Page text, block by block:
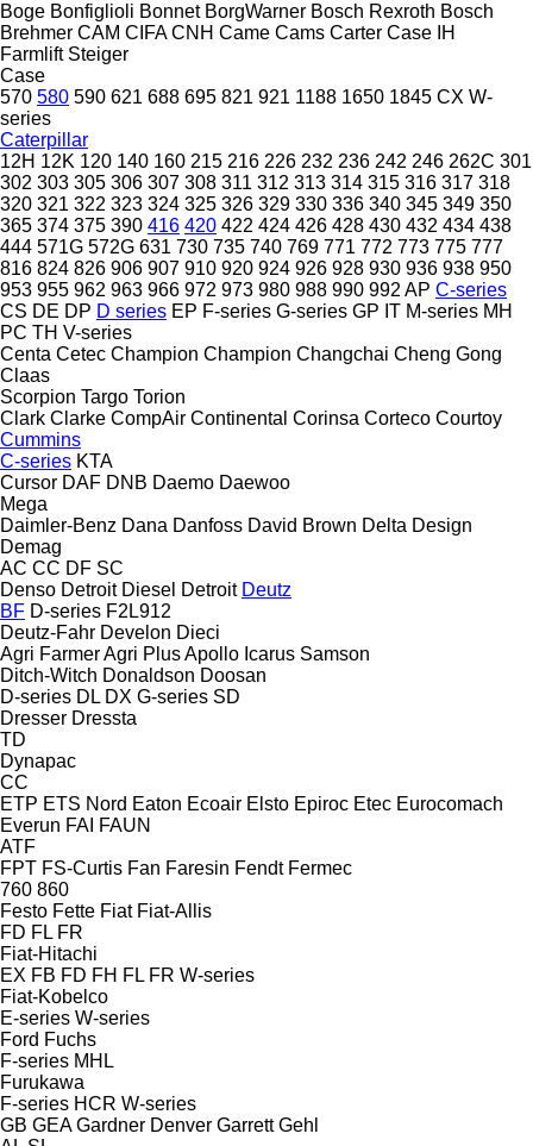
Boge Bonfiglioli Bonnet BorgWarner Bosch Rexroth Bosch
Brehmer CAM CIFA CNH Came Cams Carter Case IH
Farmlift Steiger
Case
570 580 590 621 688 695 821 921 1188 1650 1845 CX W-
series
Caterpillar
12H 12K 120 140 160 215 216 226 232 236 242 246 262C 301
302 303 305 306 307 308 311 312 313 314 315 316 317 318
320 321 322 323 324 325 326 329 330 336 340 345 349 350
365 374 375 390 416 420 422 424 426 428 430 432 434 438
444 571G 572G 631 730 735 740 769 771 772 773 775 777
816 824 826 906 907 910 920 924 926 928 930 936 938 950
953 955 962 963 966 972 973 980 988 990 992 AP C-series
CS DE DP D series EP F-series G-series GP IT M-series MH
PC TH V-series
Centa Cetec Champion Champion Changchai Cheng Gong
Claas
Scorpion Targo Torion
Clark Clarke CompAir Continental Corinsa Corteco Courtoy
Cummins
C-series KTA
Cursor DAF DNB Daemo Daewoo
Mega
Daimler-Benz Dana Danfoss David Brown Delta Design
Demag
AC CC DF SC
Denso Detroit Diesel Detroit Deutz
BF D-series F2L912
Deutz-Fahr Develon Dieci
Agri FarmerAgri PlusApollo Icarus Samson
Ditch-Witch Donaldson Doosan
D-series DL DX G-series SD
Dresser Dressta
TD
Dynapac
CC
ETP ETS Nord Eaton Ecoair Elsto Epiroc Etec Eurocomach
Everun FAI FAUN
ATF
FPT FS-Curtis Fan Faresin Fendt Fermec
760 860
Festo Fette Fiat Fiat-Allis
FD FL FR
Fiat-Hitachi
EX FB FD FH FL FR W-series
Fiat-Kobelco
E-series W-series
Ford Fuchs
F-series MHL
Furukawa
F-series HCR W-series
GB GEA Gardner Denver Garrett Gehl